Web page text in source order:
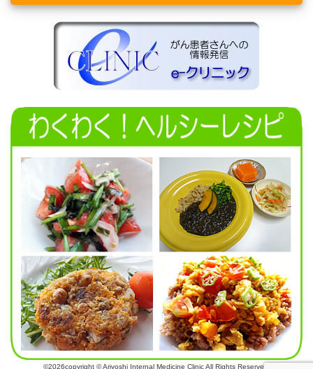
©2026copyright © Ariyoshi Internal Medicine Clinic All Rights Reserved.